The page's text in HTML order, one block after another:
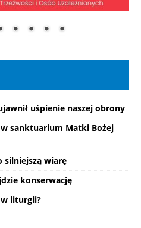
uśpienie naszej obrony
sanktuarium Matki Bożej
silniejszą wiarę
konserwację
liturgii?